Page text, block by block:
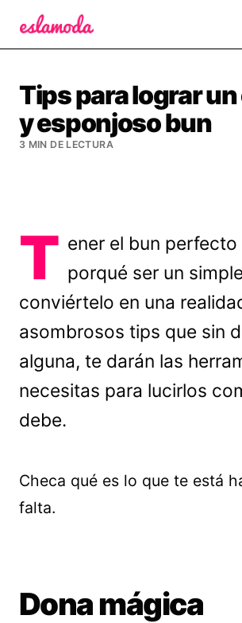
Tips para lograr
y esponjoso bun
3 MIN DE LECTURA
T ener el bun perfecto
porqué ser un
conviértelo en una
asombrosos tips que sin
alguna, te darán las
necesitas para lucirlos
debe.
Checa qué es lo que te está
falta.
Dona mágica